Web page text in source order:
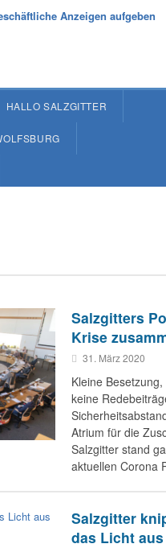
Anzeigen aufgeben
HALLO SALZGITTER
Salzgitters
Krise
31. März 2020
Kleine
keine
Atrium für die
Salzgitter stand
aktuellen Corona
Salzgitter
das Licht aus